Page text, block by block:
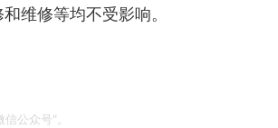
维修等均不受影响。
公众号"。